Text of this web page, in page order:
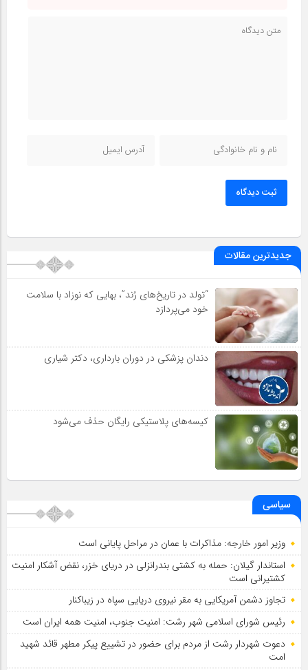
ثبت دیدگاه
جدیدترین مقالات
“تولد در تاریخ‌های رُند”، بهایی که نوزاد با سلامت
خود می‌پردازد
دندان پزشکی در دوران بارداری، دکتر شیاری
کیسه‌های پلاستیکی رایگان حذف می‌شود
سیاسی
وزیر امور خارجه: مذاکرات با عمان در مراحل پایانی است
استاندار گیلان: حمله به کشتی بندرانزلی در دریای خزر، نقض آشکار امنیت
کشتیرانی است
تجاوز دشمن آمریکایی به مقر نیروی دریایی سپاه در زیباکنار
رئیس شورای اسلامي شهر رشت: امنیت جنوب، امنیت همه ایران است
دعوت شهردار رشت از مردم برای حضور در تشییع پیکر مطهر قائد شهید
امت